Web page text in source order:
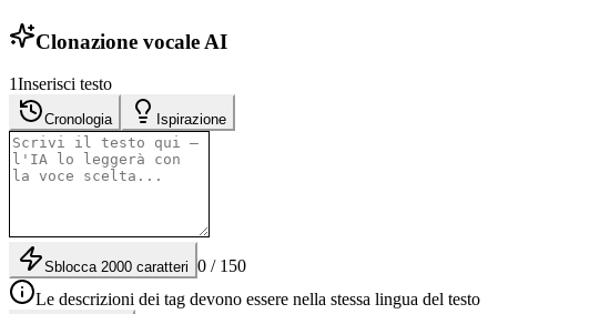
Clonazione vocale AI
1Inserisci testo
Cronologia Ispirazione
Sblocca 2000 caratteri 0 / 150
Le descrizioni dei tag devono essere nella stessa lingua del testo